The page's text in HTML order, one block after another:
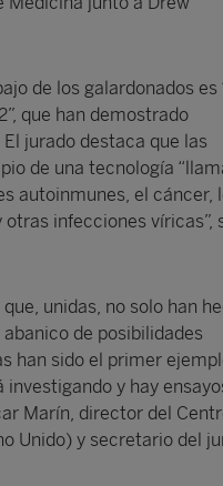
de los galardonados es
que han demostrado
jurado destaca que las
de una tecnología
autoinmunes, el cáncer,
infecciones víricas”,
unidas, no solo han
de posibilidades
han sido el primer
y hay
Marín, director del
Unido) y secretario del